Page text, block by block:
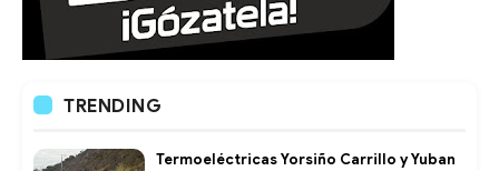
TRENDING
Termoeléctricas Yorsiño Carrillo y Yuban